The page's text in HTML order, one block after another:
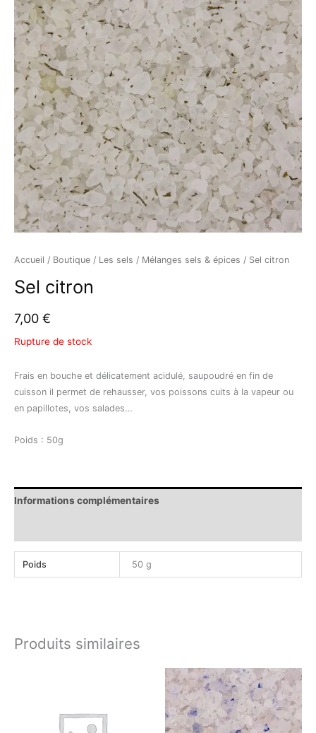
Accueil / Boutique / Les sels / Mélanges sels & épices / Sel citron
Sel citron
7,00 €
Rupture de stock
Frais en bouche et délicatement acidulé, saupoudré en fin de
cuisson il permet de rehausser, vos poissons cuits à la vapeur ou
en papillotes, vos salades…
Poids : 50g
Informations complémentaires
Poids 50 g
Produits similaires